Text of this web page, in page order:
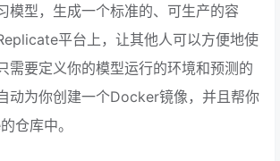
模型，生成一个标准的、可生产的容
平台上，让其他人可以方便地使
需要定义你的模型运行的环境和预测的
动为你创建一个Docker镜像，并且帮你
仓库中。